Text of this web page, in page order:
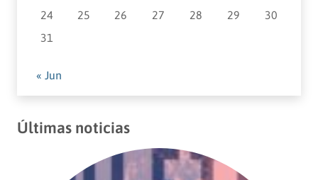
24
25 26 27 28 29
30
31
« Jun
Últimas noticias